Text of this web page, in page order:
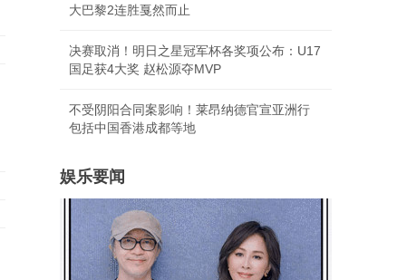
大巴黎2连胜戛然而止
决赛取消！明日之星冠军杯各奖项公布：U17
国足获4大奖 赵松源夺MVP
不受阴阳合同案影响！莱昂纳德官宣亚洲行
包括中国香港成都等地
娱乐要闻